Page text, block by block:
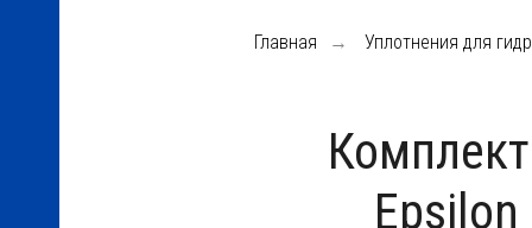
Главная → Уплотнения для
Epsilon